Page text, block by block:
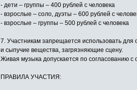
- дети – группы – 400 рублей с человека
- взрослые – соло, дуэты – 600 рублей с
- взрослые – группы – 500 рублей с человека
7. Участникам запрещается использовать
и сыпучие вещества, загрязняющие сцену.
Живая музыка допускается по согласованию
ПРАВИЛА УЧАСТИЯ: